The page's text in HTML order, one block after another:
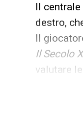
Il
destro,
Il
Il Secolo
valutare